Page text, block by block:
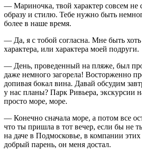
— Мариночка, твой характер совсем не
образу и стилю. Тебе нужно быть
более в наше время.
— Да, я с тобой согласна. Мне быть
характера, или характера моей подруги.
— День, проведенный на пляже, был
даже немного загорела! Восторженно
допивая бокал вина. Давай обсудим
у нас планы? Парк Ривьера, экскурсии
просто море, море.
— Конечно сначала море, а потом все
что ты пришла в тот вечер, если бы не
на даче в Подмосковье, в компании
добрый парень, он меня достал.